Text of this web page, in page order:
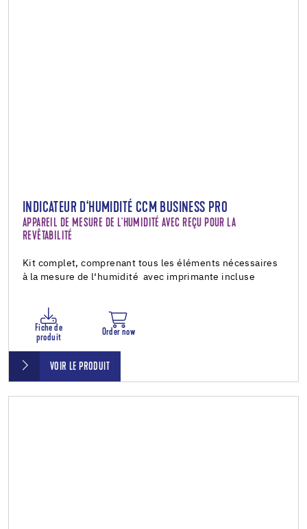
INDICATEUR D‘HUMIDITÉ CCM BUSINESS PRO
APPAREIL DE MESURE DE L'HUMIDITÉ AVEC REÇU POUR LA
REVÊTABILITÉ
Kit complet, comprenant tous les éléments nécessaires
à la mesure de l‘humidité avec imprimante incluse
Fiche de
produit
Order now
VOIR LE PRODUIT